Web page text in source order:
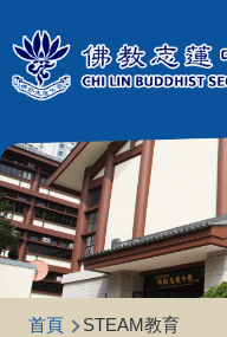
生
涯
劃
家
校
作
校
友
導
首頁 STEAM教育